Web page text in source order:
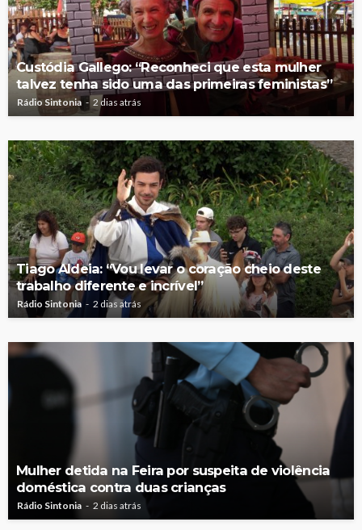
Custódia Gallego: “Reconheci que esta mulher
talvez tenha sido uma das primeiras feministas”
Rádio Sintonia 2 dias atrás
Tiago Aldeia: “Vou levar o coração cheio deste
trabalho diferente e incrível”
Rádio Sintonia 2 dias atrás
Mulher detida na Feira por suspeita de violência
doméstica contra duas crianças
Rádio Sintonia 2 dias atrás